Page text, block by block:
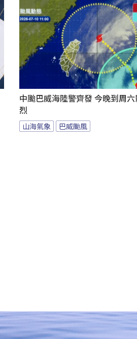
中颱巴威海陸警齊發 今晚到周六
烈
山海氣象 巴威颱風